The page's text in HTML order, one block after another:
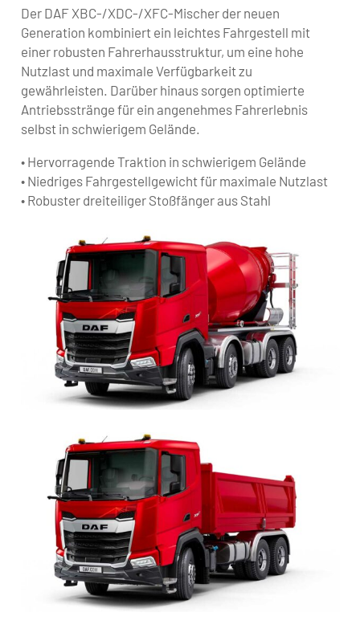
Der DAF XBC-/XDC-/XFC-Mischer der neuen
Generation kombiniert ein leichtes Fahrgestell mit
einer robusten Fahrerhausstruktur, um eine hohe
Nutzlast und maximale Verfügbarkeit zu
gewährleisten. Darüber hinaus sorgen optimierte
Antriebsstränge für ein angenehmes Fahrerlebnis
selbst in schwierigem Gelände.
• Hervorragende Traktion in schwierigem Gelände
• Niedriges Fahrgestellgewicht für maximale Nutzlast
• Robuster dreiteiliger Stoßfänger aus Stahl